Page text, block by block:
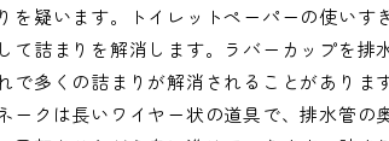
を疑います。トイレットペーパーの使い
て詰まりを解消します。ラバーカップを
で多くの詰まりが解消されることがあり
ークは長いワイヤー状の道具で、排水管